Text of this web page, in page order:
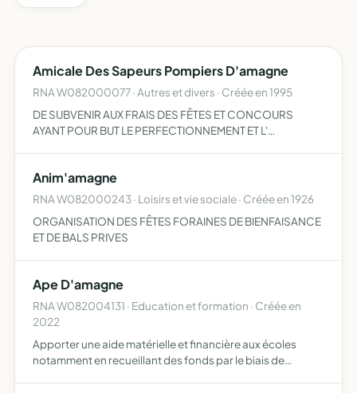
Amicale Des Sapeurs Pompiers D'amagne
RNA W082000077 · Autres et divers · Créée en 1995
DE SUBVENIR AUX FRAIS DES FÊTES ET CONCOURS
AYANT POUR BUT LE PERFECTIONNEMENT ET L'
Anim'amagne
RNA W082000243 · Loisirs et vie sociale · Créée en 1926
ORGANISATION DES FÊTES FORAINES DE BIENFAISANCE
ET DE BALS PRIVES
Ape D'amagne
RNA W082004131 · Education et formation · Créée en
2022
Apporter une aide matérielle et financière aux écoles
notamment en recueillant des fonds par le biais de